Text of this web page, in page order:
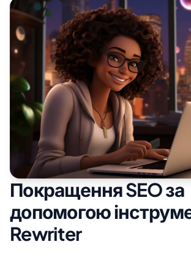
Покращення SEO за
допомогою
Rewriter